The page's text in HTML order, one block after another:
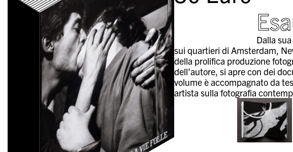
Dalla
sui quartieri di Amsterdam,
della prolifica produzione
dell’autore, si apre con dei
volume è accompagnato da
artista sulla fotografia